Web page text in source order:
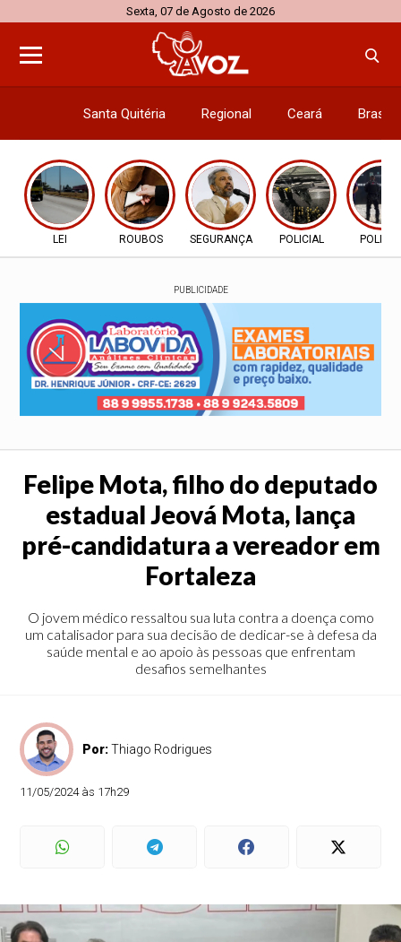
Sexta, 07 de Agosto de 2026
Santa Quitéria Regional Ceará Brasil
LEI ROUBOS SEGURANÇA POLICIAL
PUBLICIDADE
Felipe Mota, filho do deputado
estadual Jeová Mota, lança
pré-candidatura a vereador em
Fortaleza
O jovem médico ressaltou sua luta contra a doença como
um catalisador para sua decisão de dedicar-se à defesa da
saúde mental e ao apoio às pessoas que enfrentam
desafios semelhantes
Por:Thiago Rodrigues
11/05/2024 às 17h29